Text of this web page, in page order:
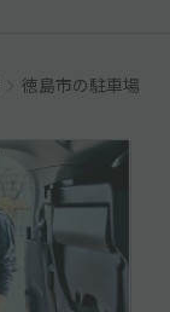
徳島市の駐車場